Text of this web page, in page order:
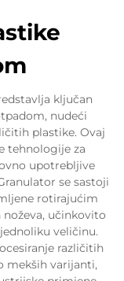
ključan
nudeći
plastike. Ovaj
tehnologije za
upotrebljive
se sastoji
rotirajućim
učinkovito
veličinu.
različitih
mekših varijanti,